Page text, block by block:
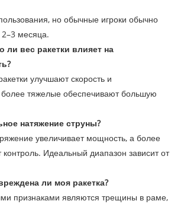
но обычные игроки обычно
месяца.
ли вес ракетки влияет на
улучшают скорость и
более тяжелые обеспечивают большую
натяжение струны?
увеличивает мощность, а более
Идеальный диапазон зависит от
ли моя ракетка?
признаками являются трещины в раме,